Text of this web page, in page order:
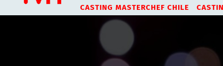
CASTING MASTERCHEF CHILE